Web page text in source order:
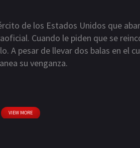
de los Estados Unidos que
Cuando le piden que se
A pesar de llevar dos balas en el
su venganza.
VIEW MORE